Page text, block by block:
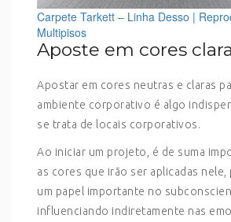
Carpete Tarkett – Linha Desso |
Multipisos
Aposte em cores
Apostar em cores neutras e claras
ambiente corporativo é algo
se trata de locais corporativos.
Ao iniciar um projeto, é de suma
as cores que irão ser aplicadas nele,
um papel importante no
influenciando indiretamente nas